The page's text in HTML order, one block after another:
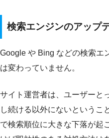
検索エンジンのアップ
Google や Bing などの検索エ
は変わっていません。
サイト運営者は、ユーザーと
し続ける以外にないというこ
で検索順位に大きな下落が起